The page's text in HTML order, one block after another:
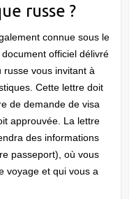
russe ?
connue sous le
officiel délivré
vous invitant à
Cette lettre doit
de demande de visa
approuvée. La lettre
des informations
passeport), où vous
voyage et qui vous a